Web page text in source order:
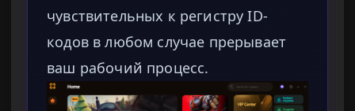
чувствительных к регистру ID-
кодов в любом случае прерывает
ваш рабочий процесс.